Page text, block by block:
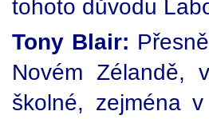
tohoto důvodu
Tony Blair:
Novém Zélandě,
školné, zejména